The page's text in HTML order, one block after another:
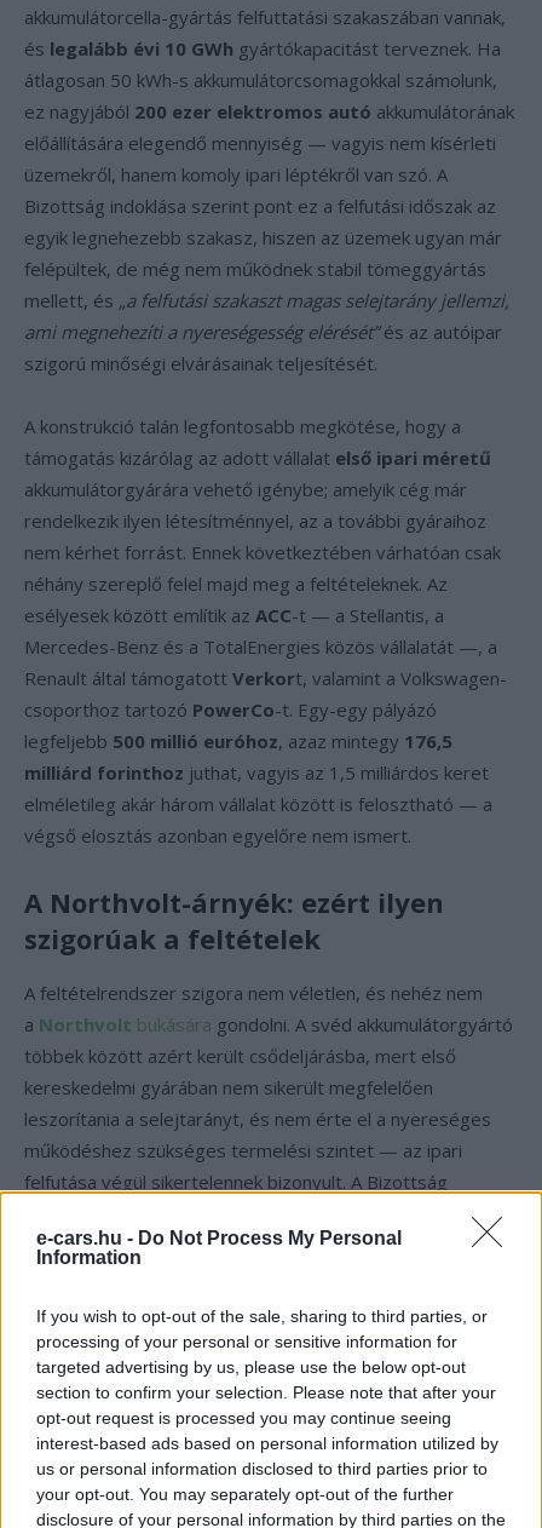
e-cars.hu - Do Not Process My Personal
Information
If you wish to opt-out of the sale, sharing to third parties, or
processing of your personal or sensitive information for
targeted advertising by us, please use the below opt-out
section to confirm your selection. Please note that after your
opt-out request is processed you may continue seeing
interest-based ads based on personal information utilized by
us or personal information disclosed to third parties prior to
your opt-out. You may separately opt-out of the further
disclosure of your personal information by third parties on the
akkumulátorcella-gyártás felfuttatási szakaszában vannak,
és legalább évi 10 GWh gyártókapacitást terveznek. Ha
átlagosan 50 kWh-s akkumulátorcsomagokkal számolunk,
ez nagyjából 200 ezer elektromos autó akkumulátorának
előállítására elegendő mennyiség — vagyis nem kísérleti
üzemekről, hanem komoly ipari léptékről van szó. A
Bizottság indoklása szerint pont ez a felfutási időszak az
egyik legnehezebb szakasz, hiszen az üzemek ugyan már
felépültek, de még nem működnek stabil tömeggyártás
mellett, és „a felfutási szakaszt magas selejtarány jellemzi,
ami megnehezíti a nyereségesség elérését”és az autóipar
szigorú minőségi elvárásainak teljesítését.
A konstrukció talán legfontosabb megkötése, hogy a
támogatás kizárólag az adott vállalat első ipari méretű
akkumulátorgyárára vehető igénybe; amelyik cég már
rendelkezik ilyen létesítménnyel, az a további gyáraihoz
nem kérhet forrást. Ennek következtében várhatóan csak
néhány szereplő felel majd meg a feltételeknek. Az
esélyesek között említik az ACC-t — a Stellantis, a
Mercedes-Benz és a TotalEnergies közös vállalatát —, a
Renault által támogatott Verkort, valamint a Volkswagen-
csoporthoz tartozó PowerCo-t. Egy-egy pályázó
legfeljebb 500 millió euróhoz, azaz mintegy 176,5
milliárd forinthoz juthat, vagyis az 1,5 milliárdos keret
elméletileg akár három vállalat között is felosztható — a
végső elosztás azonban egyelőre nem ismert.
A Northvolt-árnyék: ezért ilyen
szigorúak a feltételek
A feltételrendszer szigora nem véletlen, és nehéz nem
a Northvolt bukására gondolni. A svéd akkumulátorgyártó
többek között azért került csődeljárásba, mert első
kereskedelmi gyárában nem sikerült megfelelően
leszorítania a selejtarányt, és nem érte el a nyereséges
működéshez szükséges termelési szintet — az ipari
felfutása végül sikertelennek bizonyult. A Bizottság
feltételei szinte pontról pontra erre a kudarcra felelnek: a
támogatás épp a legkockázatosabb felfutási szakaszt
ahol a Northvolt is elvérzett. Brüsszel láthatóan abból indul
ki, hogy ha ezt a néhány kritikus évet sikerül átvészeltetni a
gyártókkal, akkor utána már magától is megáll a lábán az
iparág.
Mi a tét az európai
akkumulátorgyártás számára